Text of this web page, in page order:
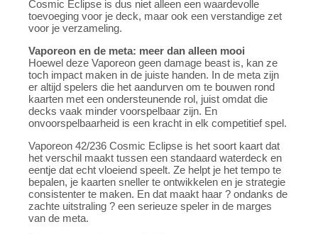
Cosmic Eclipse is dus niet alleen een waardevolle
toevoeging voor je deck, maar ook een verstandige zet
voor je verzameling.
Vaporeon en de meta: meer dan alleen mooi
Hoewel deze Vaporeon geen damage beast is, kan ze
toch impact maken in de juiste handen. In de meta zijn
er altijd spelers die het aandurven om te bouwen rond
kaarten met een ondersteunende rol, juist omdat die
decks vaak minder voorspelbaar zijn. En
onvoorspelbaarheid is een kracht in elk competitief spel.
Vaporeon 42/236 Cosmic Eclipse is het soort kaart dat
het verschil maakt tussen een standaard waterdeck en
eentje dat echt vloeiend speelt. Ze helpt je het tempo te
bepalen, je kaarten sneller te ontwikkelen en je strategie
consistenter te maken. En dat maakt haar ? ondanks de
zachte uitstraling ? een serieuze speler in de marges
van de meta.